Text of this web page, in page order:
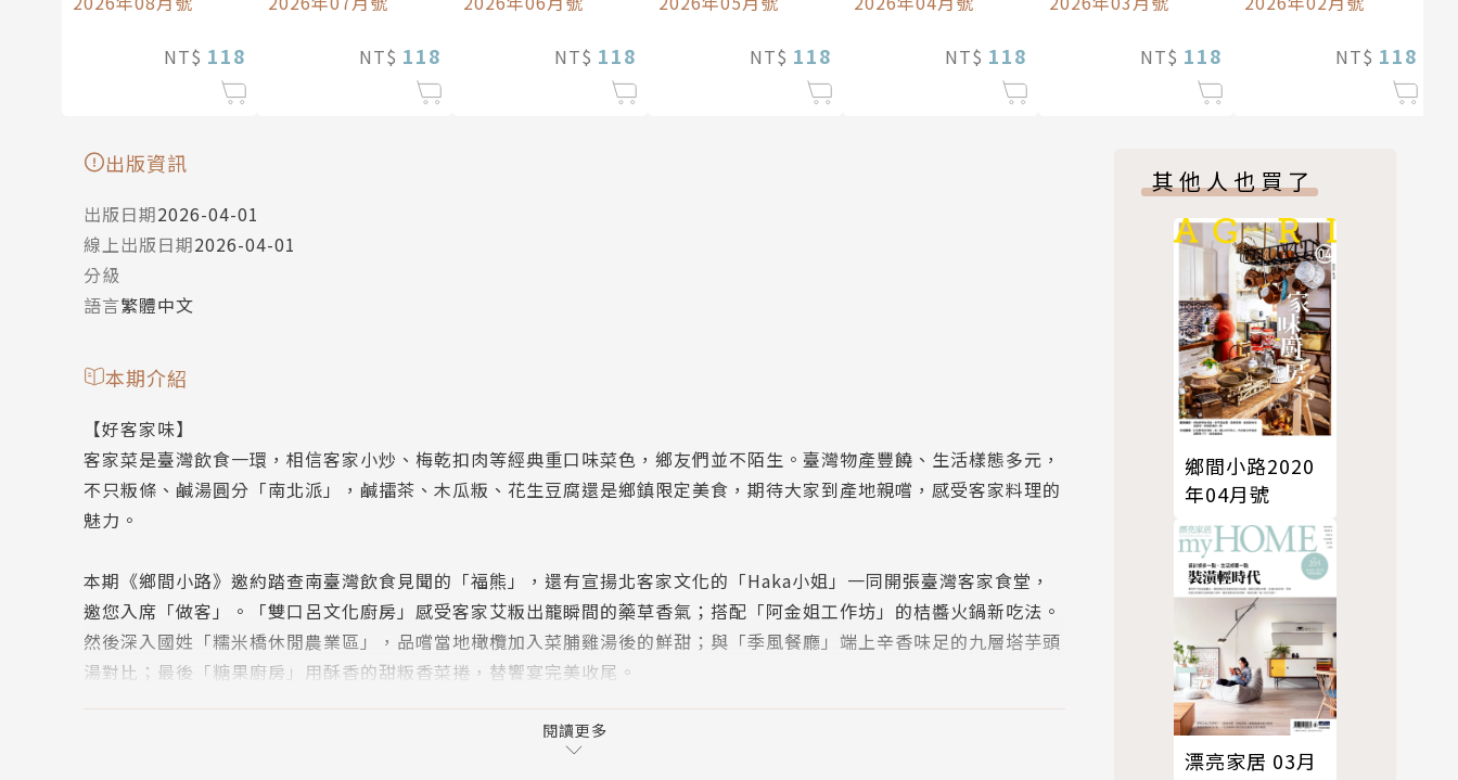
NT$ 118 NT$ 118 NT$ 118 NT$ 118 NT$ 118 NT$ 118 NT$ 118
出版資訊
出版日期2026-04-01
線上出版日期2026-04-01
分級
語言繁體中文
本期介紹
【好客家味】
客家菜是臺灣飲食一環，相信客家小炒、梅乾扣肉等經典重口味菜色，鄉友們並不陌生。臺灣物產豐饒、生活樣態多元，
不只粄條、鹹湯圓分「南北派」，鹹擂茶、木瓜粄、花生豆腐還是鄉鎮限定美食，期待大家到產地親嚐，感受客家料理的
魅力。
本期《鄉間小路》邀約踏查南臺灣飲食見聞的「福熊」，還有宣揚北客家文化的「Haka小姐」一同開張臺灣客家食堂，
邀您入席「做客」。「雙口呂文化廚房」感受客家艾粄出籠瞬間的藥草香氣；搭配「阿金姐工作坊」的桔醬火鍋新吃法。
然後深入國姓「糯米橋休閒農業區」，品嚐當地橄欖加入菜脯雞湯後的鮮甜；與「季風餐廳」端上辛香味足的九層塔芋頭
湯對比；最後「糖果廚房」用酥香的甜粄香菜捲，替饗宴完美收尾。
主廚們慷慨分享私房客家食譜，甜鹹皆有、各具風味，從中感受每道佳餚裡的「好客家味」！
閱讀更多
其他人也買了
鄉間小路2020
年04月號
漂亮家居 03月